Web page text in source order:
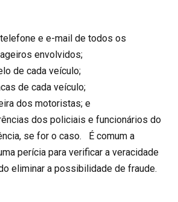
telefone e e-mail de todos os
envolvidos;
de cada veículo;
de cada veículo;
dos motoristas; e
dos policiais e funcionários do
se for o caso. É comum a
perícia para verificar a veracidade
eliminar a possibilidade de fraude.